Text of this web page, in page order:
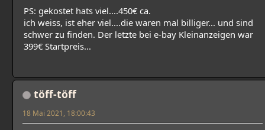
PS: gekostet hats viel....450€ ca.
ich weiss, ist eher viel....die waren mal billiger... und sind
schwer zu finden. Der letzte bei e-bay Kleinanzeigen war
399€ Startpreis...
töff-töff
18 Mai 2021, 18:00:43